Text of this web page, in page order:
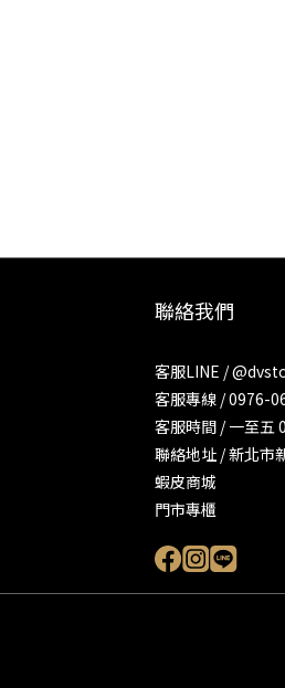
聯絡我們
客服LINE /
客服專線 / 0976-
客服時間 / 一至五
聯絡地址 / 新北市
蝦皮商城
門市專櫃